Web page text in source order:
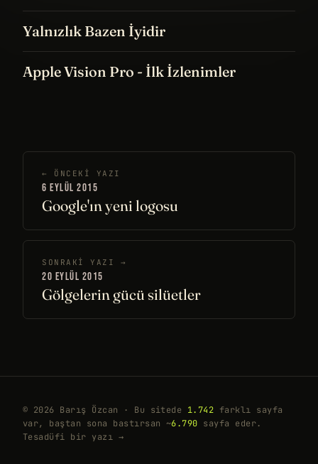
Yalnızlık Bazen İyidir
Apple Vision Pro - İlk İzlenimler
← ÖNCEKI YAZI
6 EYLÜL 2015
Google'ın yeni logosu
SONRAKI YAZI →
20 EYLÜL 2015
Gölgelerin gücü silüetler
© 2026 Barış Özcan · Bu sitede 1.742 farklı sayfa
var, baştan sona bastırsan ~6.790 sayfa eder.
Tesadüfi bir yazı →